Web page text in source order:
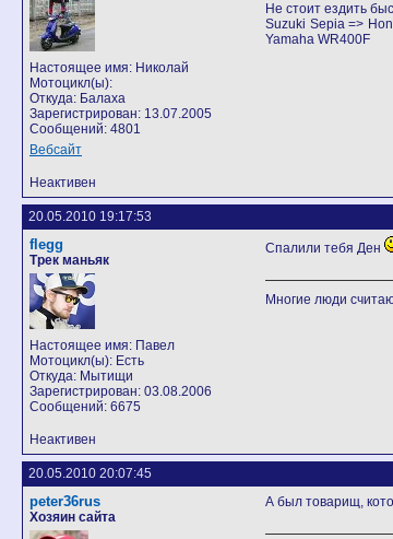
Настоящее имя: Николай
Мотоцикл(ы):
Откуда: Балаха
Зарегистрирован: 13.07.2005
Сообщений: 4801
Вебсайт
Не стоит ездить
Suzuki Sepia =>
Yamaha WR400F
Неактивен
20.05.2010 19:17:53
flegg
Трек маньяк
Настоящее имя: Павел
Мотоцикл(ы): Есть
Откуда: Мытищи
Зарегистрирован: 03.08.2006
Сообщений: 6675
Спалили тебя Ден
Многие люди
Неактивен
20.05.2010 20:07:45
peter36rus
Хозяин сайта
А был товарищ,